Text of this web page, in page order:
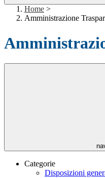
Home >
Amministrazione
Categorie
Disposizioni